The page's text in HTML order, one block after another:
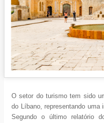
O setor do turismo tem sido
do Líbano, representando uma
Segundo o último relatório